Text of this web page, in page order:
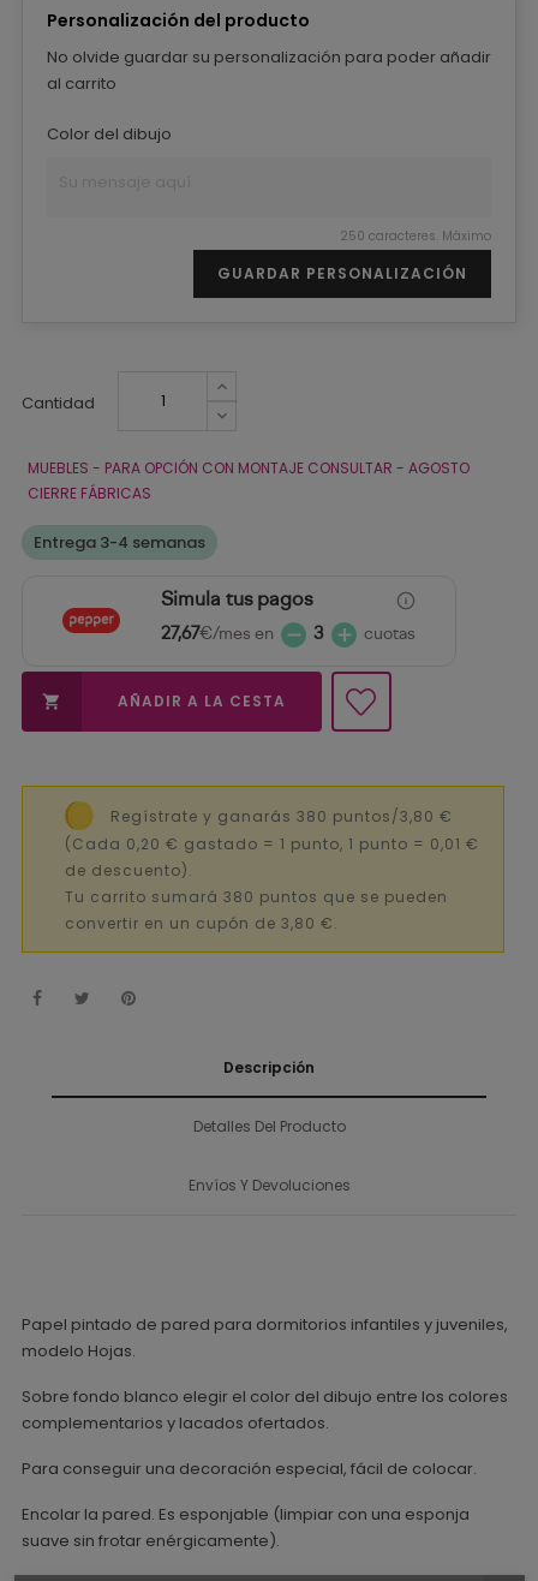
Personalización del producto
No olvide guardar su personalización para poder añadir
al carrito
Color del dibujo
250 caracteres. Máximo
GUARDAR PERSONALIZACIÓN
Cantidad
MUEBLES - PARA OPCIÓN CON MONTAJE CONSULTAR - AGOSTO
CIERRE FÁBRICAS
Entrega 3-4 semanas
Simula tus pagos
27,67€/mes en 3 cuotas
 AÑADIR A LA CESTA
Regístrate y ganarás 380 puntos/3,80 €
(Cada 0,20 € gastado = 1 punto, 1 punto = 0,01 €
de descuento).
Tu carrito sumará 380 puntos que se pueden
convertir en un cupón de 3,80 €.
Descripción
Detalles Del Producto
Envíos Y Devoluciones
Papel pintado de pared para dormitorios infantiles y juveniles,
modelo Hojas.
Sobre fondo blanco elegir el color del dibujo entre los colores
complementarios y lacados ofertados.
Para conseguir una decoración especial, fácil de colocar.
Encolar la pared. Es esponjable (limpiar con una esponja
suave sin frotar enérgicamente).